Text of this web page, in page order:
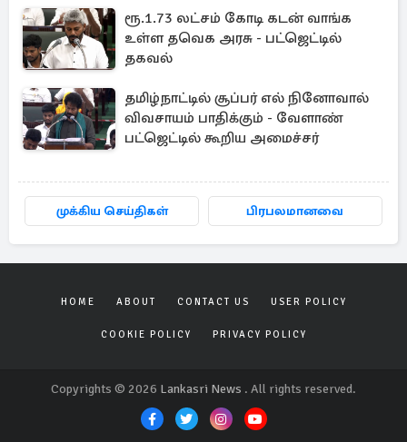
ரூ.1.73 லட்சம் கோடி கடன் வாங்க
உள்ள தவெக அரசு - பட்ஜெட்டில்
தகவல்
தமிழ்நாட்டில் சூப்பர் எல் நினோவால்
விவசாயம் பாதிக்கும் - வேளாண்
பட்ஜெட்டில் கூறிய அமைச்சர்
முக்கிய செய்திகள் பிரபலமானவை
HOME ABOUT CONTACT US USER POLICY
COOKIE POLICY PRIVACY POLICY
Copyrights © 2026 Lankasri News . All rights reserved.